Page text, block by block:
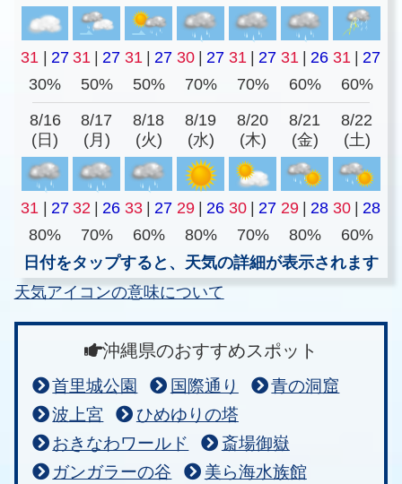
31 27 31 27 31 27 30 27 31 27 31 26 31
27
30%
50% 50% 70% 70% 60% 60%
8/16
(日)
8/17
(月)
8/18
(火)
8/19
(水)
8/20
(木)
8/21
(金)
8/22
(土)
31 27 32 26 33 27 29 26 30 27 29 28 30
28
80%
70% 60% 80% 70% 80%
60%
日付をタップすると、天気の詳細が表示されます
天気アイコンの意味について
沖縄県のおすすめスポット
首里城公園 国際通り
青の洞窟
波上宮
ひめゆりの塔
おきなわワールド
斎場御嶽
ガンガラーの谷
美ら海水族館